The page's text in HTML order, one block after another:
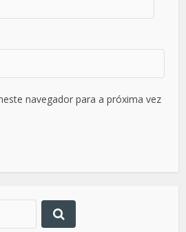
navegador para a próxima vez